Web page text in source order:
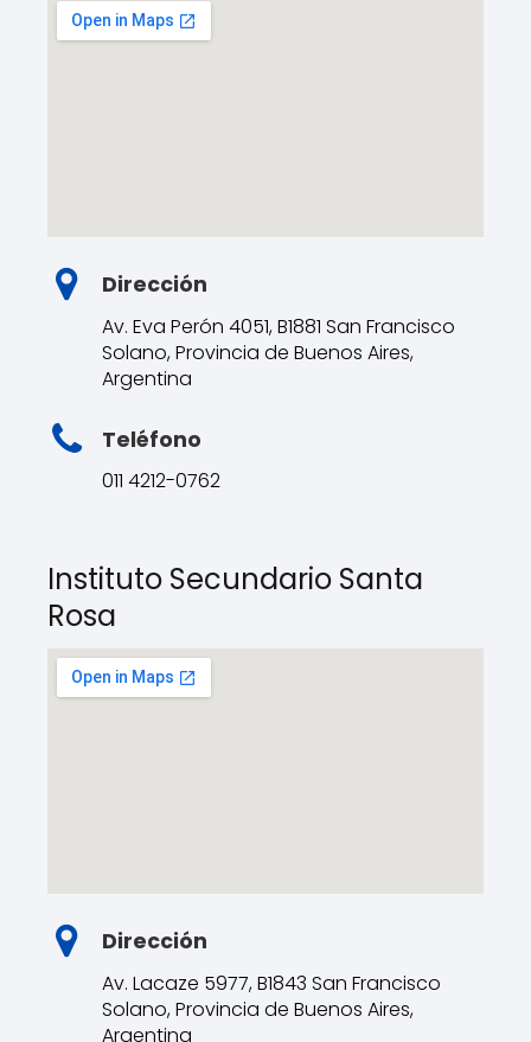
Dirección
Av. Eva Perón 4051, B1881 San Francisco
Solano, Provincia de Buenos Aires,
Argentina
Teléfono
011 4212-0762
Instituto Secundario Santa
Rosa
Dirección
Av. Lacaze 5977, B1843 San Francisco
Solano, Provincia de Buenos Aires,
Argentina